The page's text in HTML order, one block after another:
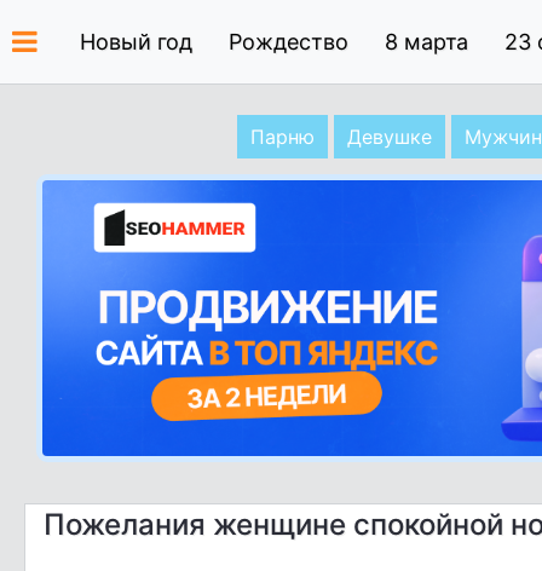
Новый год Рождество 8 марта 23
Парню Девушке
Пожелания женщине спокойной